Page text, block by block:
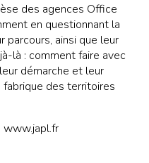
des agences Office
en questionnant la
parcours, ainsi que leur
là : comment faire avec
démarche et leur
des territoires
www.japl.fr